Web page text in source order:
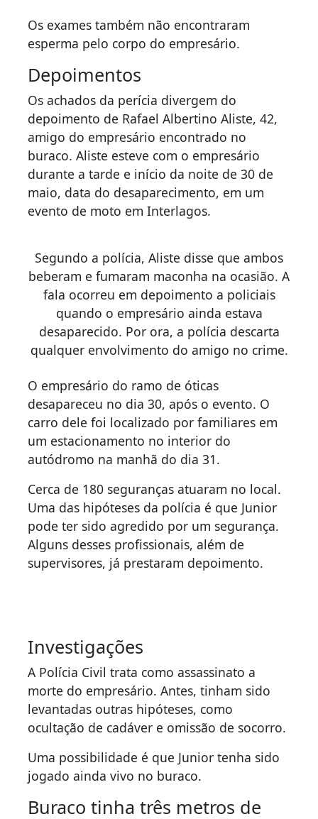
Os exames também não encontraram
esperma pelo corpo do empresário.
Depoimentos
Os achados da perícia divergem do
depoimento de Rafael Albertino Aliste, 42,
amigo do empresário encontrado no
buraco. Aliste esteve com o empresário
durante a tarde e início da noite de 30 de
maio, data do desaparecimento, em um
evento de moto em Interlagos.
Segundo a polícia, Aliste disse que ambos
beberam e fumaram maconha na ocasião. A
fala ocorreu em depoimento a policiais
quando o empresário ainda estava
desaparecido. Por ora, a polícia descarta
qualquer envolvimento do amigo no crime.
O empresário do ramo de óticas
desapareceu no dia 30, após o evento. O
carro dele foi localizado por familiares em
um estacionamento no interior do
autódromo na manhã do dia 31.
Cerca de 180 seguranças atuaram no local.
Uma das hipóteses da polícia é que Junior
pode ter sido agredido por um segurança.
Alguns desses profissionais, além de
supervisores, já prestaram depoimento.
Investigações
A Polícia Civil trata como assassinato a
morte do empresário. Antes, tinham sido
levantadas outras hipóteses, como
ocultação de cadáver e omissão de socorro.
Uma possibilidade é que Junior tenha sido
jogado ainda vivo no buraco.
Buraco tinha três metros de